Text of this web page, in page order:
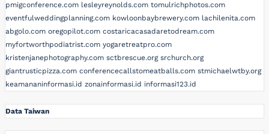
pmigconference.com lesleyreynolds.com tomulrichphotos.com
eventfulweddingplanning.com kowloonbaybrewery.com lachilenita.com
abgolo.com oregopilot.com costaricacasadaretodream.com
myfortworthpodiatrist.com yogaretreatpro.com
kristenjanephotography.com sctbrescue.org srchurch.org
giantrusticpizza.com conferencecallstomeatballs.com stmichaelwtby.org
keamananinformasi.id zonainformasi.id informasi123.id
Data Taiwan